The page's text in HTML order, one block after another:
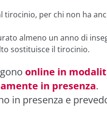
tirocinio, per chi non ha
almeno un anno di
sostituisce il tirocinio.
online in
in presenza.
in presenza e